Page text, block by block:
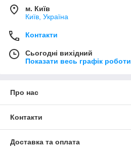
м. Київ
Київ, Україна
Контакти
Сьогодні вихідний
Показати весь графік роботи
Про нас
Контакти
Доставка та оплата